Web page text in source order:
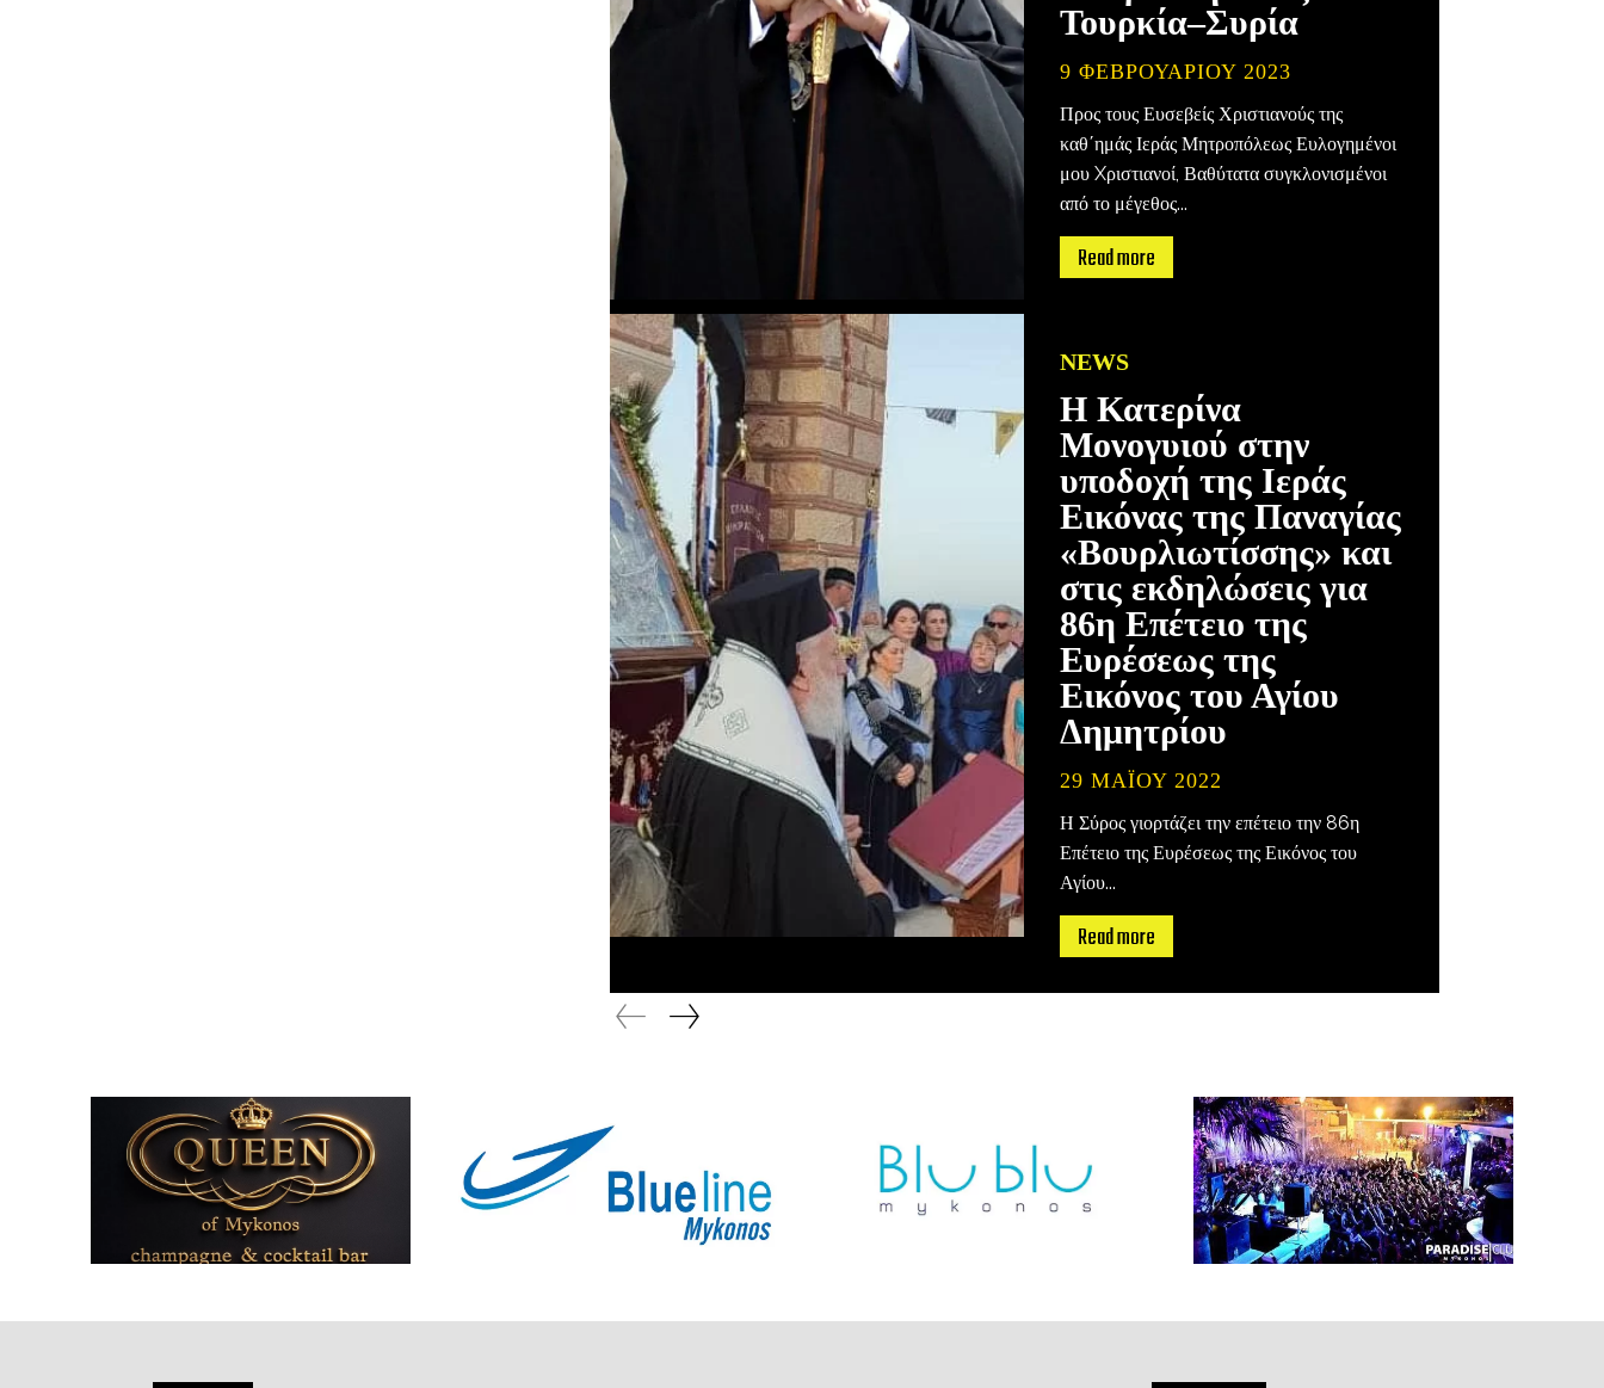
Τουρκία–Συρία
9 ΦΕΒΡΟΥΑΡΊΟΥ 2023
Προς τους Ευσεβείς Χριστιανούς της
καθ΄ημάς Ιεράς Μητροπόλεως Ευλογημένοι
μου Xριστιανοί, Βαθύτατα συγκλονισμένοι
από το μέγεθος...
Read more
NEWS
Η Κατερίνα
Μονογυιού στην
υποδοχή της Ιεράς
Εικόνας της Παναγίας
«Βουρλιωτίσσης» και
στις εκδηλώσεις για
86η Επέτειο της
Ευρέσεως της
Εικόνος του Αγίου
Δημητρίου
29 ΜΑΪ́ΟΥ 2022
Η Σύρος γιορτάζει την επέτειο την 86η
Επέτειο της Ευρέσεως της Εικόνος του
Αγίου...
Read more